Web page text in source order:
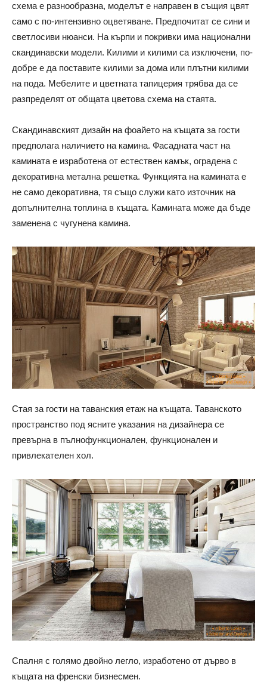
схема е разнообразна, моделът е направен в същия цвят
само с по-интензивно оцветяване. Предпочитат се сини и
светлосиви нюанси. На кърпи и покривки има национални
скандинавски модели. Килими и килими са изключени, по-
добре е да поставите килими за дома или плътни килими
на пода. Мебелите и цветната тапицерия трябва да се
разпределят от общата цветова схема на стаята.
Скандинавският дизайн на фоайето на къщата за гости
предполага наличието на камина. Фасадната част на
камината е изработена от естествен камък, оградена с
декоративна метална решетка. Функцията на камината е
не само декоративна, тя също служи като източник на
допълнителна топлина в къщата. Камината може да бъде
заменена с чугунена камина.
Стая за гости на таванския етаж на къщата. Таванското
пространство под ясните указания на дизайнера се
превърна в пълнофункционален, функционален и
привлекателен хол.
Спалня с голямо двойно легло, изработено от дърво в
къщата на френски бизнесмен.